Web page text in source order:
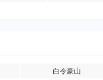
白令豪山